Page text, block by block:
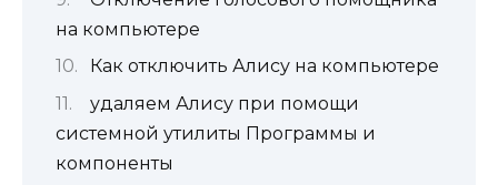
на компьютере
Как отключить Алису на компьютере
удаляем Алису при помощи
системной утилиты Программы и
компоненты